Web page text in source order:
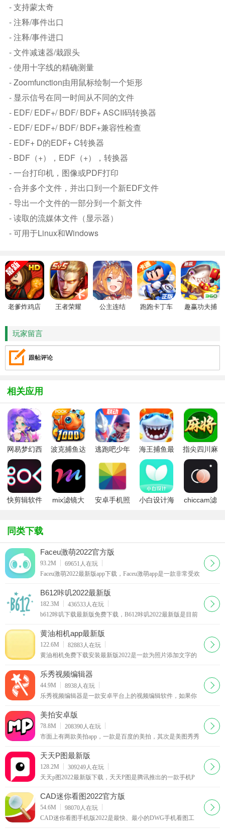
- 支持蒙太奇
- 注释​​/事件出口
- 注释​​/事件进口
- 文件减速器/栽跟头
- 使用十字线的精确测量
- Zoomfunction由用鼠标绘制一个矩形
- 显示信号在同一时间从不同的文件
- EDF/ EDF+/ BDF/ BDF+ ASCII码转换器
- EDF/ EDF+/ BDF/ BDF+兼容性检查
- EDF+ D的EDF+ C转换器
- BDF（+），EDF（+），转换器
- 一台打印机，图像或PDF打印
- 合并多个文件，并出口到一个新EDF文件
- 导出一个文件的一部分到一个新文件
- 读取的流媒体文件（显示器）
- 可用于Linux和Windows
老爹炸鸡店
王者荣耀 公主连结 跑跑卡丁车
趣赢功夫捕
玩家留言
跟帖评论
相关应用
网易梦幻西
游手游
波克捕鱼达
人千炮版
2022微信版
本
逃跑吧少年
版
海王捕鱼最
新版官方正
版
指尖四川麻
将app最新
版
快剪辑软件
mix滤镜大
安卓手机照
小白设计海
chiccam滤
同类下载
Faceu激萌2022官方版
93.2M 69651 人在玩
Faceu激萌2022最新版app下载，Faceu激萌app是一款非常受欢
各种贴纸鬼脸，轻松变脸。
下载
B612咔叽2022最新版
182.3M 436533人在玩
b612咔叽下载最新版免费下载，B612咔叽2022最新版是目前
提供了超强大的美颜特效，还有海量的滤镜
下载
黄油相机app最新版
122.6M 82883人在玩
黄油相机免费下载安装最新版2022是一款为照片添加文字的
元素和模板。还有海量潮流滤镜贴纸壁纸可供选择，做海
报，拍萌照，全都不在话下。
下载
乐秀视频编辑器
44.9M 8938人在玩
乐秀视频编辑器是一款安卓平台上的视频编辑软件，如果你
下载
美拍安卓版
78.8M 208390人在玩
市面上有两款美拍app，一款是百度的美拍，其次是美图秀秀
可以使用这款美拍最新版app拍摄自己的段视频咯。
下载
天天P图最新版
128.2M 309249人在玩
天天p图2022最新版下载，天天P图是腾讯推出的一款手机P
镜，而天天P图软件就给了我们很好的秀秀自己的机会
下载
CAD迷你看图2022官方版
54.6M 98070人在玩
CAD迷你看图手机版2022是最快、最小的DWG手机看图工
下载